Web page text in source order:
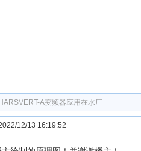
HARSVERT-A变频器应用在水厂
12/13 16:19:52